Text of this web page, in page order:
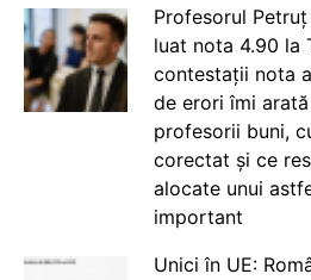
Profesorul
luat nota 4.90 la
contestații nota
de erori îmi
profesorii buni,
corectat și ce
alocate unui
important
Unici în UE: